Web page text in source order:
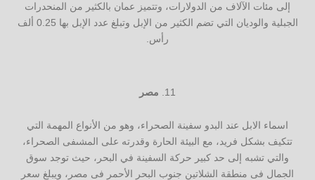
إلى مئات الآلاف من الدولارات، وتتميز عمان بالكثير من المنحدرات
الجبلية والوديان التي تضم الكثير من الإبل وتبلغ عدد الإبل بها 0.25 ألف
رأس.
مصر
اسماء الابل عند البدو سفينة الصحراء، وهو من الأنواع المهمة التي
تتكيف بشكل فريد، مع البيئة الحارة وقدرته على المشىفى الصحراء،
والتي تشبه إلى حد كبير حركة السفينة في البحر، حيث توجد سوق
الجمال فى منطقة الشلاتين جنوب البحر الأحمر فى مصر، ويبلغ سعر